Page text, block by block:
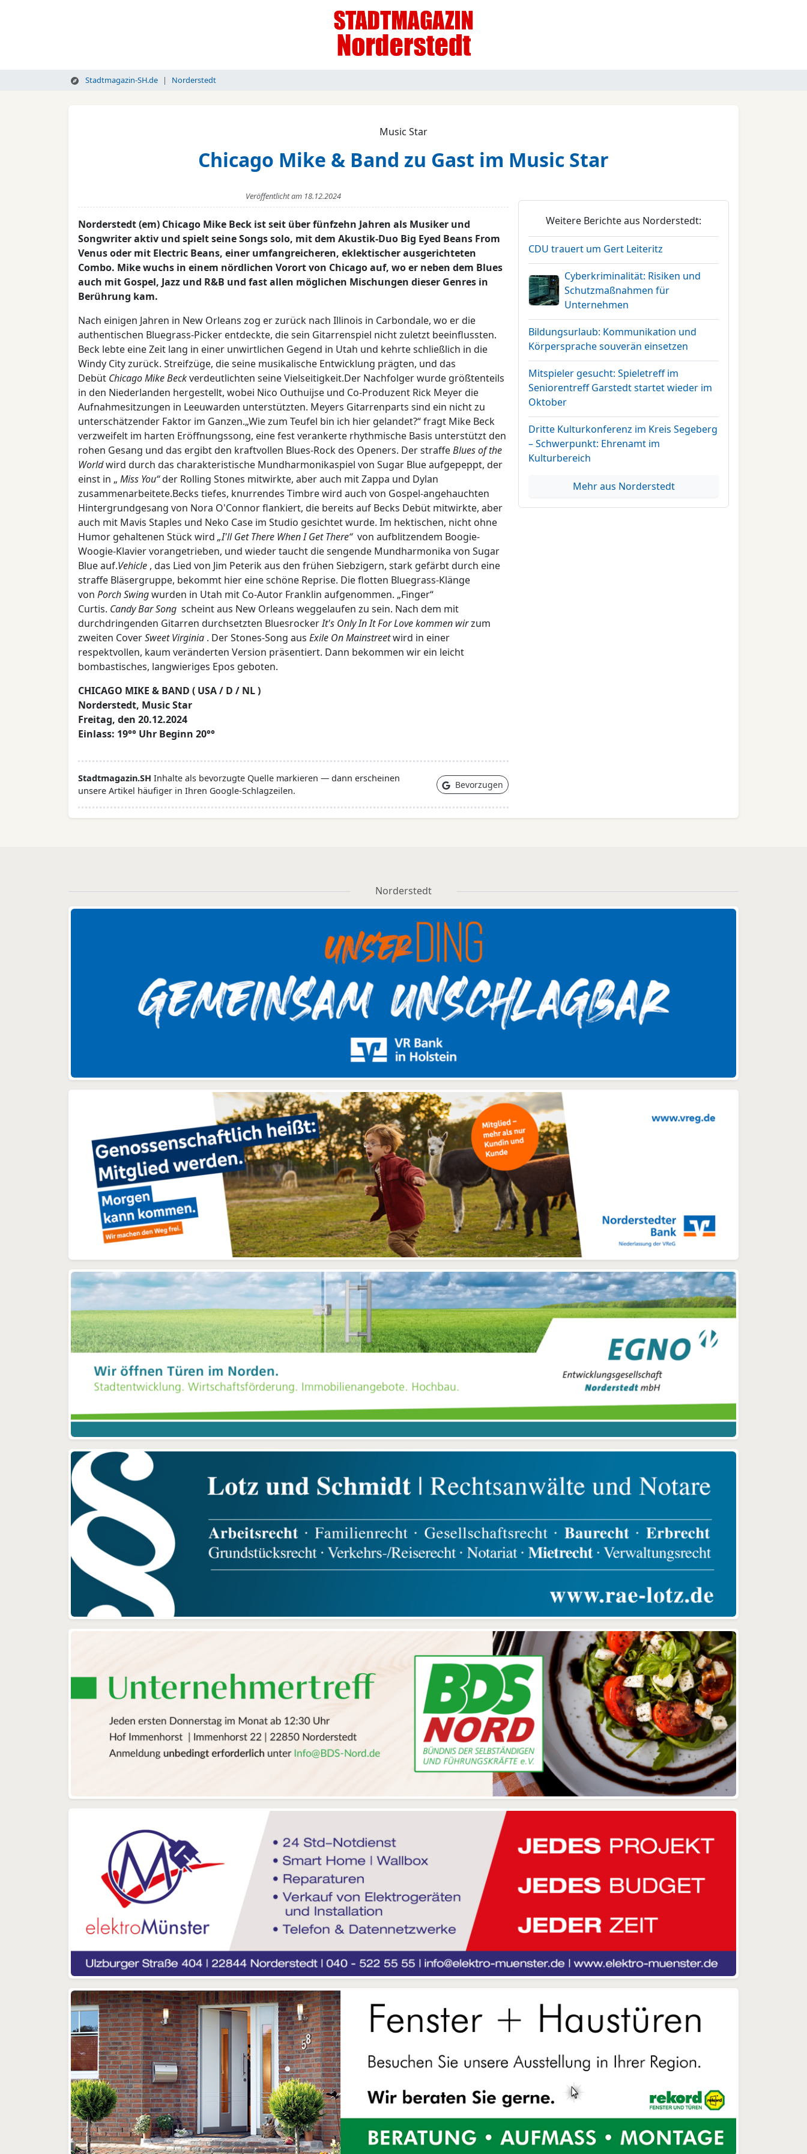
Stadtmagazin-SH.de Norderstedt
Music Star
Chicago Mike & Band zu Gast im Music Star
Veröffentlicht am 18.12.2024
Norderstedt (em) Chicago Mike Beck ist seit über fünfzehn Jahren als Musiker und
Songwriter aktiv und spielt seine Songs solo, mit dem Akustik-Duo Big Eyed Beans From
Venus oder mit Electric Beans, einer umfangreicheren, eklektischer ausgerichteten
Combo. Mike wuchs in einem nördlichen Vorort von Chicago auf, wo er neben dem Blues
auch mit Gospel, Jazz und R&B und fast allen möglichen Mischungen dieser Genres in
Berührung kam.
Nach einigen Jahren in New Orleans zog er zurück nach Illinois in Carbondale, wo er die
authentischen Bluegrass-Picker entdeckte, die sein Gitarrenspiel nicht zuletzt beeinflussten.
Beck lebte eine Zeit lang in einer unwirtlichen Gegend in Utah und kehrte schließlich in die
Windy City zurück. Streifzüge, die seine musikalische Entwicklung prägten, und das
Debüt Chicago Mike Beckverdeutlichten seine Vielseitigkeit.Der Nachfolger wurde größtenteils
in den Niederlanden hergestellt, wobei Nico Outhuijse und Co-Produzent Rick Meyer die
Aufnahmesitzungen in Leeuwarden unterstützten. Meyers Gitarrenparts sind ein nicht zu
unterschätzender Faktor im Ganzen.„Wie zum Teufel bin ich hier gelandet?“ fragt Mike Beck
verzweifelt im harten Eröffnungssong, eine fest verankerte rhythmische Basis unterstützt den
rohen Gesang und das ergibt den kraftvollen Blues-Rock des Openers. Der straffeBlues of the
Worldwird durch das charakteristische Mundharmonikaspiel von Sugar Blue aufgepeppt, der
einst in „ Miss You“der Rolling Stones mitwirkte, aber auch mit Zappa und Dylan
zusammenarbeitete.Becks tiefes, knurrendes Timbre wird auch von Gospel-angehauchten
Hintergrundgesang von Nora O'Connor flankiert, die bereits auf Becks Debüt mitwirkte, aber
auch mit Mavis Staples und Neko Case im Studio gesichtet wurde. Im hektischen, nicht ohne
Humor gehaltenen Stück wird „I'll Get There When I Get There“von aufblitzendem Boogie-
Woogie-Klavier vorangetrieben, und wieder taucht die sengende Mundharmonika von Sugar
Blue auf.Vehicle , das Lied von Jim Peterik aus den frühen Siebzigern, stark gefärbt durch eine
straffe Bläsergruppe, bekommt hier eine schöne Reprise. Die flotten Bluegrass-Klänge
von Porch Swingwurden in Utah mit Co-Autor Franklin aufgenommen. „Finger“
Curtis. Candy Bar Song scheint aus New Orleans weggelaufen zu sein. Nach dem mit
durchdringenden Gitarren durchsetzten BluesrockerIt's Only In It For Love kommen wirzum
zweiten CoverSweet Virginia . Der Stones-Song aus Exile On Mainstreetwird in einer
respektvollen, kaum veränderten Version präsentiert. Dann bekommen wir ein leicht
bombastisches, langwieriges Epos geboten.
CHICAGO MIKE & BAND ( USA / D / NL )
Norderstedt, Music Star
Freitag, den 20.12.2024
Einlass: 19°° Uhr Beginn 20°°
Stadtmagazin.SH Inhalte als bevorzugte Quelle markieren — dann erscheinen
unsere Artikel häufiger in Ihren Google-Schlagzeilen.
Bevorzugen
Weitere Berichte aus Norderstedt:
CDU trauert um Gert Leiteritz
Cyberkriminalität: Risiken und
Schutzmaßnahmen für
Unternehmen
Bildungsurlaub: Kommunikation und
Körpersprache souverän einsetzen
Mitspieler gesucht: Spieletreff im
Seniorentreff Garstedt startet wieder im
Oktober
Dritte Kulturkonferenz im Kreis Segeberg
– Schwerpunkt: Ehrenamt im
Kulturbereich
Mehr aus Norderstedt
Norderstedt